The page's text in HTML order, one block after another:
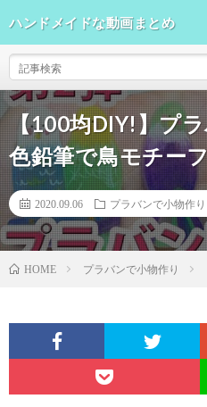
ハンドメイドな動画まとめ
【100均DIY!】プ
色鉛筆で鳥モチー
2020.09.06 プラバンで小物作り
HOME プラバンで小物作り